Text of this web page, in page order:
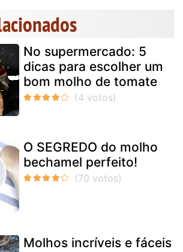
No supermercado: 5
dicas para escolher um
bom molho de tomate
O SEGREDO do molho
bechamel perfeito!
Molhos incríveis e fáceis